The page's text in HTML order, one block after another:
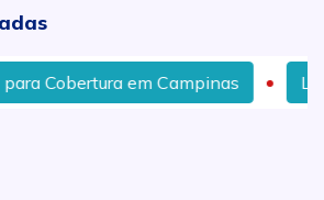
Cobertura em Campinas